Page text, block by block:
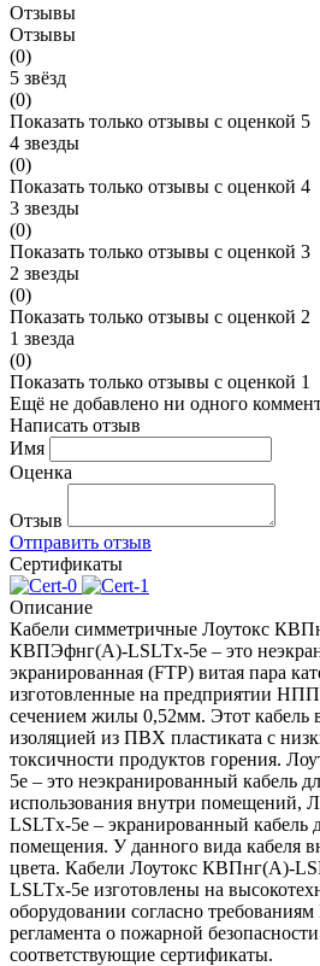
Отзывы
Отзывы
(0)
5 звёзд
(0)
Показать только отзывы с оценкой 5
4 звезды
(0)
Показать только отзывы с оценкой 4
3 звезды
(0)
Показать только отзывы с оценкой 3
2 звезды
(0)
Показать только отзывы с оценкой 2
1 звезда
(0)
Показать только отзывы с оценкой 1
Ещё не добавлено ни одного
Написать отзыв
Имя
Оценка
Отзыв
Отправить отзыв
Сертификаты
Описание
Кабели симметричные Лоутокс
КВПЭфнг(А)-LSLTx-5е – это
экранированная (FTP) витая пара
изготовленные на предприятии
сечением жилы 0,52мм. Этот кабель
изоляцией из ПВХ пластиката с
токсичности продуктов горения.
5е – это неэкранированный кабель
использования внутри
LSLTx-5е – экранированный кабель
помещения. У данного вида кабеля
цвета. Кабели Лоутокс КВПнг(А)-
LSLTx-5е изготовлены на
оборудовании согласно
регламента о пожарной
соответствующие сертификаты.